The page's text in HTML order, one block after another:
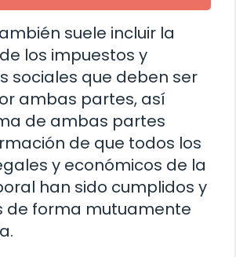
suele incluir la
los impuestos y
sociales que deben ser
ambas partes, así
de ambas partes
de que todos los
y económicos de la
han sido cumplidos y
de forma mutuamente